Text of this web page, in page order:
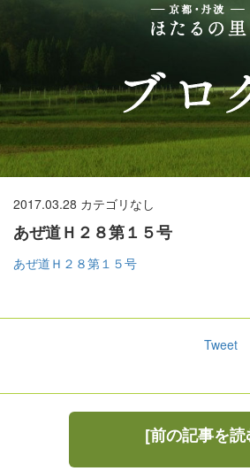
2017.03.28 カテゴリなし
あぜ道Ｈ２８第１５号
あぜ道Ｈ２８第１５号
Tweet
[前の記事を読